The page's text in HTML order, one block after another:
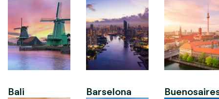
Bali Barselona